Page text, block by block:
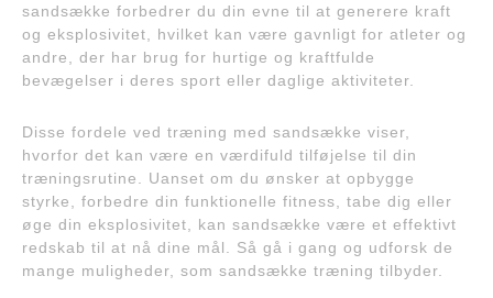
sandsække forbedrer du din evne til at generere kraft
og eksplosivitet, hvilket kan være gavnligt for atleter og
andre, der har brug for hurtige og kraftfulde
bevægelser i deres sport eller daglige aktiviteter.
Disse fordele ved træning med sandsække viser,
hvorfor det kan være en værdifuld tilføjelse til din
træningsrutine. Uanset om du ønsker at opbygge
styrke, forbedre din funktionelle fitness, tabe dig eller
øge din eksplosivitet, kan sandsække være et effektivt
redskab til at nå dine mål. Så gå i gang og udforsk de
mange muligheder, som sandsække træning tilbyder.